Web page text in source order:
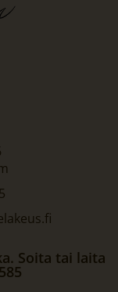
Soita tai laita